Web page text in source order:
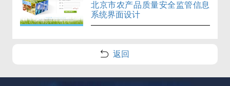
北京市农产品质量安全监管信息
系统界面设计
返回